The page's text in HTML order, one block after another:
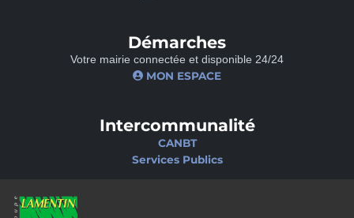
Démarches
Votre mairie connectée et disponible 24/24
MON ESPACE
Intercommunalité
CANBT
Services Publics